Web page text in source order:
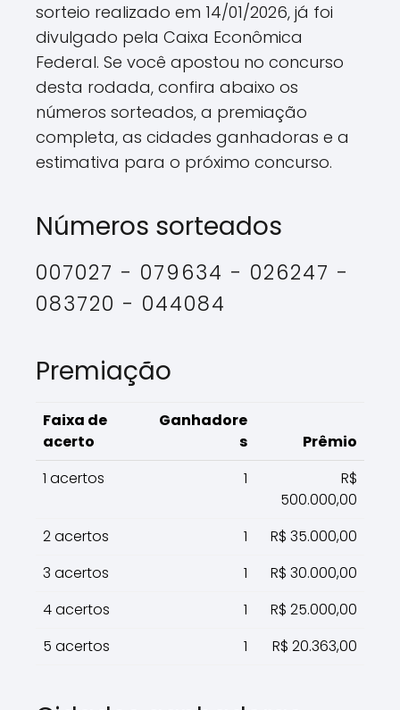
sorteio realizado em 14/01/2026, já foi
divulgado pela Caixa Econômica
Federal. Se você apostou no concurso
desta rodada, confira abaixo os
números sorteados, a premiação
completa, as cidades ganhadoras e a
estimativa para o próximo concurso.
Números sorteados
007027 - 079634 - 026247 -
083720 - 044084
Premiação
Faixa de
acerto
Ganhadore
s
Prêmio
1 acertos
1
R$
500.000,00
2 acertos
1
R$ 35.000,00
3 acertos
1
R$ 30.000,00
4 acertos
1
R$ 25.000,00
5 acertos
1 R$ 20.363,00